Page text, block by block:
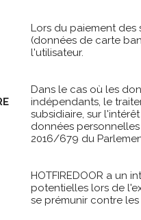
Lors du paiement des
(données de carte
l'utilisateur.
Dans le cas où les
indépendants, le
subsidiaire, sur
données
2016/679 du
HOTFIREDOOR a un
potentielles lors de
se prémunir contre